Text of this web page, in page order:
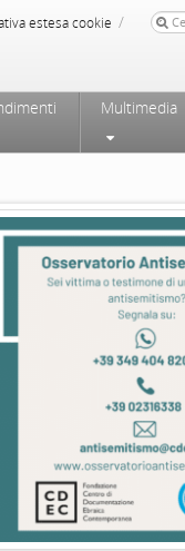
estesa cookie /
Multimedia